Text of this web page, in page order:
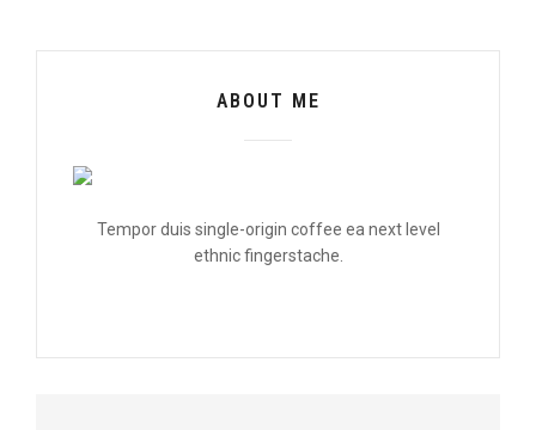
ABOUT ME
Tempor duis single-origin coffee ea next level
ethnic fingerstache.